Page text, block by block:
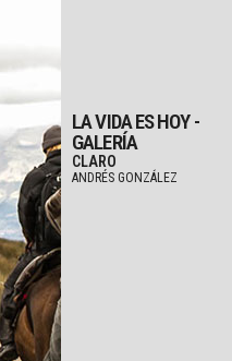
LA VIDA ES HOY -
GALERÍA
CLARO
ANDRÉS GONZÁLEZ